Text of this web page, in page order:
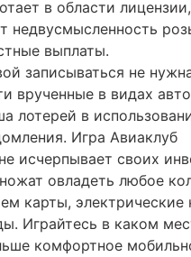
в области
недвусмысленность
выплаты.
записываться не
врученные в видах
лотерей в
Игра Авиаклуб
исчерпывает своих
овладеть любое
карты, электрические
Играйтесь в каком
комфортное